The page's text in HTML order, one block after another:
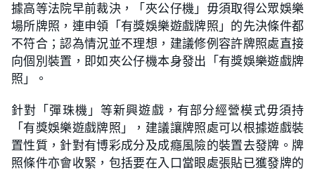
據高等法院早前裁決，「夾公仔機」毋須取得公眾娛樂
場所牌照，連申領「有獎娛樂遊戲牌照」的先決條件都
不符合；認為情況並不理想，建議修例容許牌照處直接
向個別裝置，即如夾公仔機本身發出「有獎娛樂遊戲牌
照」。
針對「彈珠機」等新興遊戲，有部分經營模式毋須持
「有獎娛樂遊戲牌照」，建議讓牌照處可以根據遊戲裝
置性質，針對有博彩成分及成癮風險的裝置去發牌。牌
照條件亦會收緊，包括要在入口當眼處張貼已獲發牌的